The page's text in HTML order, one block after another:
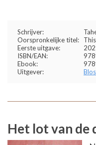
Schrijver:
Oorspronkelijke titel:
Eerste uitgave:
ISBN/EAN:
Ebook:
Uitgever:
Het lot van de